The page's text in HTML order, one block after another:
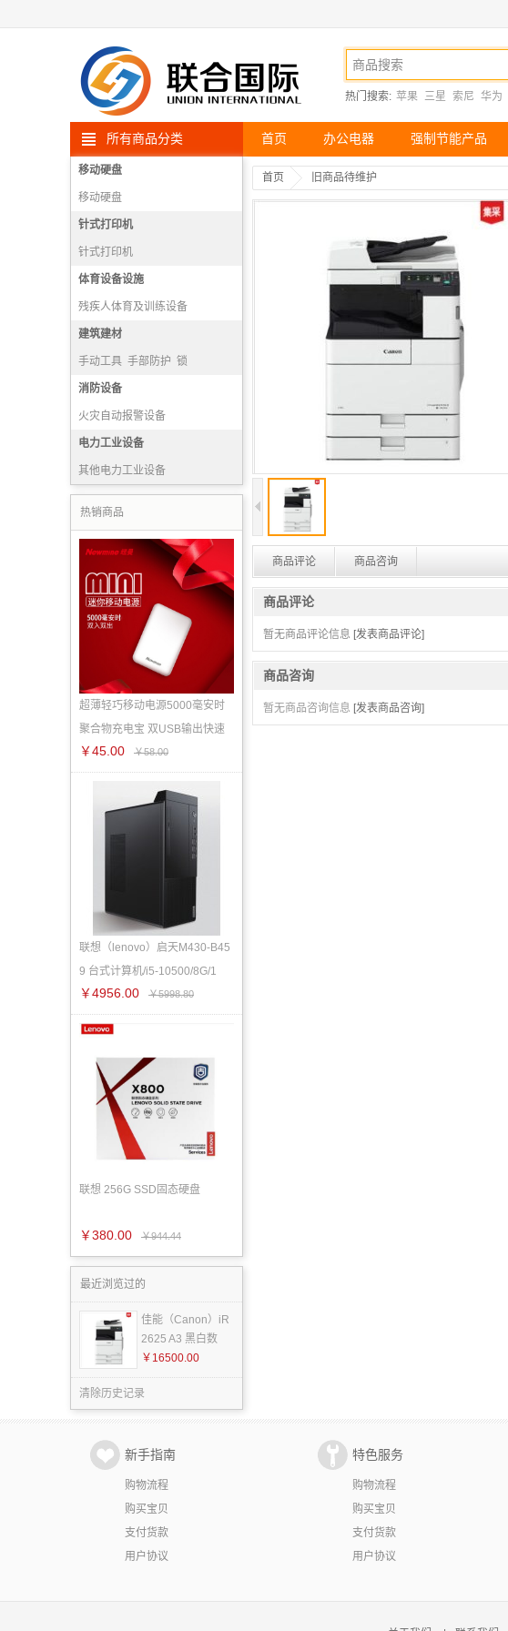
热门搜索: 苹果 三星 索尼 华为
所有商品分类 首页 办公电器 强制节能产品
移动硬盘
移动硬盘
针式打印机
针式打印机
体育设备设施
残疾人体育及训练设备
散打、武术设备
跳水设备
建筑建材
手动工具 手部防护 锁
电动工具
消防设备
火灾自动报警设备
消防产品实（试）验设备
灭火药剂 消防宣传装备
电力工业设备
其他电力工业设备
热销商品
超薄轻巧移动电源5000毫安时
聚合物充电宝 双USB输出快速
￥45.00 ￥58.00
联想（lenovo）启天M430-B45
9 台式计算机/i5-10500/8G/1
￥4956.00 ￥5998.80
联想 256G SSD固态硬盘
￥380.00 ￥944.44
最近浏览过的
佳能（Canon）iR
2625 A3 黑白数
￥16500.00
清除历史记录
首页 旧商品待维护
商品评论 商品咨询
商品评论
暂无商品评论信息 [发表商品评论]
商品咨询
暂无商品咨询信息 [发表商品咨询]
新手指南
购物流程
购买宝贝
支付货款
用户协议
特色服务
购物流程
购买宝贝
支付货款
用户协议